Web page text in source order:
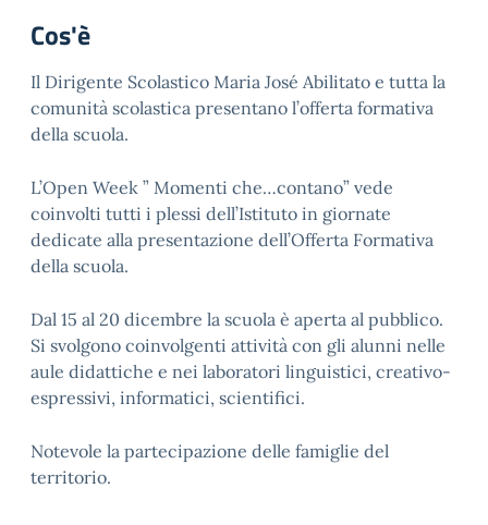
Cos'è
Il Dirigente Scolastico Maria José Abilitato e tutta la
comunità scolastica presentano l’offerta formativa
della scuola.
L’Open Week ” Momenti che…contano” vede
coinvolti tutti i plessi dell’Istituto in giornate
dedicate alla presentazione dell’Offerta Formativa
della scuola.
Dal 15 al 20 dicembre la scuola è aperta al pubblico.
Si svolgono coinvolgenti attività con gli alunni nelle
aule didattiche e nei laboratori linguistici, creativo-
espressivi, informatici, scientifici.
Notevole la partecipazione delle famiglie del
territorio.